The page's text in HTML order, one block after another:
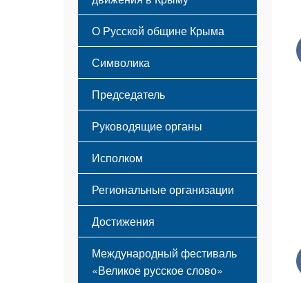
Русский Крым
О Русской общине Крыма
Этапы становления
Принципы деятельности
Структура
Мероприятия
Символика
Флаг
Герб
Гимн
Председатель
Руководящие органы
Исполком
Региональные организации
Достижения
Международный фестиваль
«Великое русское слово»